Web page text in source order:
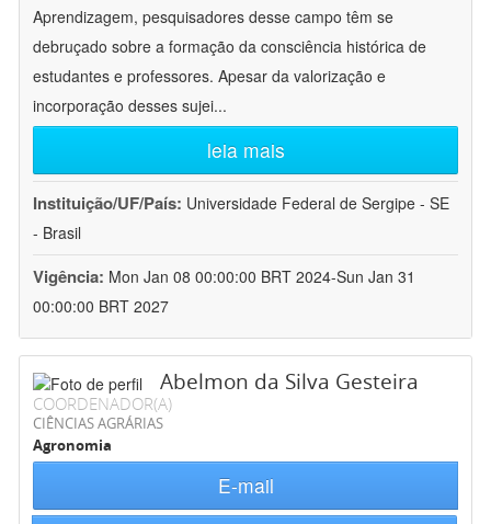
Aprendizagem, pesquisadores desse campo têm se
debruçado sobre a formação da consciência histórica de
estudantes e professores. Apesar da valorização e
incorporação desses sujei...
leia mais
Instituição/UF/País: Universidade Federal de Sergipe - SE
- Brasil
Vigência: Mon Jan 08 00:00:00 BRT 2024-Sun Jan 31
00:00:00 BRT 2027
Abelmon da Silva Gesteira
COORDENADOR(A)
CIÊNCIAS AGRÁRIAS
Agronomia
E-mail